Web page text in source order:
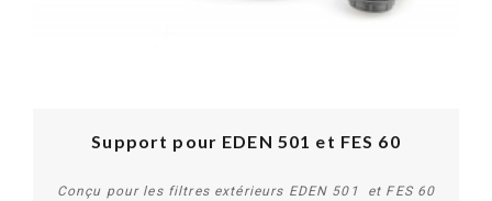
Support pour EDEN 501 et FES 60
Conçu pour les filtres extérieurs EDEN 501 et FES 60